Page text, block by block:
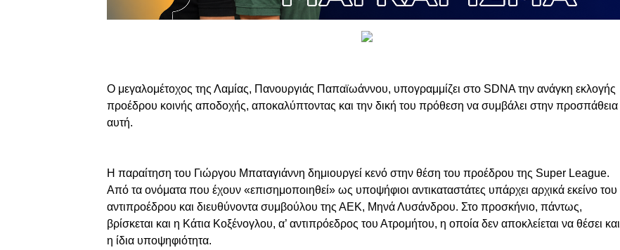
Ο μεγαλομέτοχος της Λαμίας, Πανουργιάς Παπαϊωάννου, υπογραμμίζει στο SDNA την ανάγκη εκλογής
προέδρου κοινής αποδοχής, αποκαλύπτοντας και την δική του πρόθεση να συμβάλει στην προσπάθεια
αυτή.
Η παραίτηση του Γιώργου Μπαταγιάννη δημιουργεί κενό στην θέση του προέδρου της Super League.
Από τα ονόματα που έχουν «επισημοποιηθεί» ως υποψήφιοι αντικαταστάτες υπάρχει αρχικά εκείνο του
αντιπροέδρου και διευθύνοντα συμβούλου της ΑΕΚ, Μηνά Λυσάνδρου. Στο προσκήνιο, πάντως,
βρίσκεται και η Κάτια Κοξένογλου, α’ αντιπρόεδρος του Ατρομήτου, η οποία δεν αποκλείεται να θέσει και
η ίδια υποψηφιότητα.